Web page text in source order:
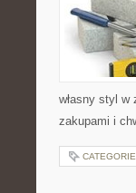
własny styl w
zakupami i